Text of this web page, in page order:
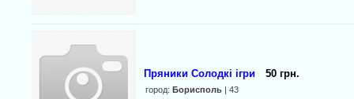
Пряники Солодкі ігри 50 грн.
город: Борисполь | 43